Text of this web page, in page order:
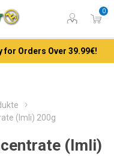
0
for Orders Over 39.99€!
(Imli) 200g
(Imli)